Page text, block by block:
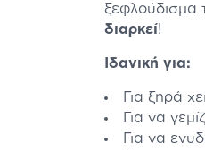
ξεφλούδισμα
διαρκεί!
Ιδανική για:
Για ξηρά
Για να
Για να